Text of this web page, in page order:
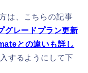
は、こちらの記事
グレードプラン更新
との違いも詳し
するようにして下